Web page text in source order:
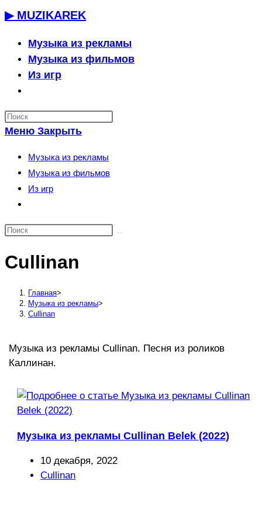
Перейти
содержимому
▶ MUZIKAREK
Музыка из рекламы
Музыка из фильмов
Из игр
по
веб-
сайту
Меню Закрыть
Музыка из рекламы
Музыка из фильмов
Из игр
по
сайту
Cullinan
Главная>
Музыка из рекламы>
Cullinan
Музыка из рекламы Cullinan. Песня из роликов
Каллинан.
Музыка из рекламы Cullinan Belek (2022)
Запись
опубликована:
10 декабря, 2022
Рубрика
Cullinan